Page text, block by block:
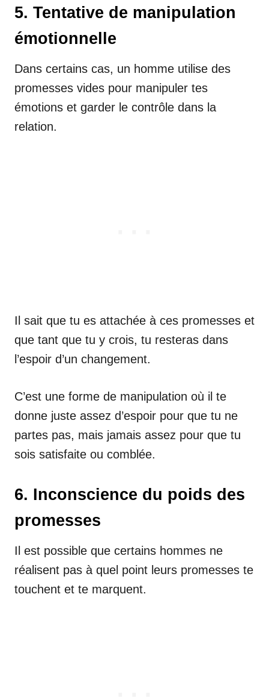
5. Tentative de manipulation
émotionnelle
Dans certains cas, un homme utilise des
promesses vides pour manipuler tes
émotions et garder le contrôle dans la
relation.
Il sait que tu es attachée à ces promesses et
que tant que tu y crois, tu resteras dans
l’espoir d’un changement.
C’est une forme de manipulation où il te
donne juste assez d’espoir pour que tu ne
partes pas, mais jamais assez pour que tu
sois satisfaite ou comblée.
6. Inconscience du poids des
promesses
Il est possible que certains hommes ne
réalisent pas à quel point leurs promesses te
touchent et te marquent.